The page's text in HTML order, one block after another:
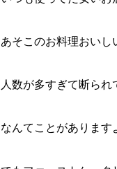
あそこのお料理おいし
人数が多すぎて断られ
なんてことがあります